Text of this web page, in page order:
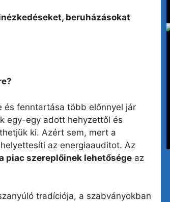
beruházásokat
és fenntartása több előnnyel jár
egy-egy adott hehyzettől és
ki. Azért sem, mert a
az energiaauditot. Az
piac szereplőinek lehetősége az
tradíciója, a szabványokban